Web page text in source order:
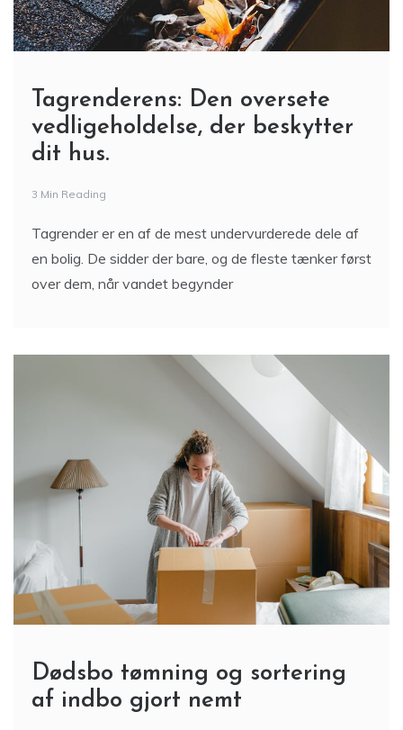
Tagrenderens: Den oversete
vedligeholdelse, der beskytter
dit hus.
3 Min Reading
Tagrender er en af de mest undervurderede dele af
en bolig. De sidder der bare, og de fleste tænker først
over dem, når vandet begynder
Dødsbo tømning og sortering
af indbo gjort nemt